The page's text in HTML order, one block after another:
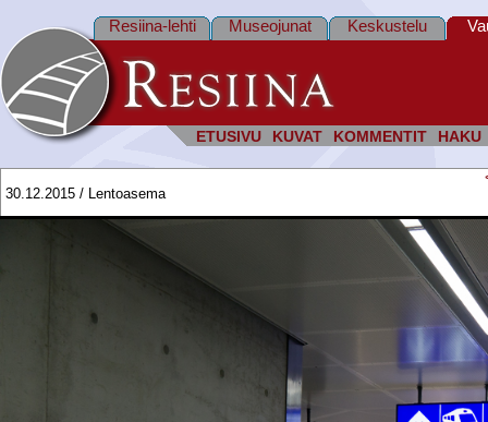
ETUSIVU KUVAT KOMMENTIT HAKU
Resiina-lehti Museojunat Keskustelu
30.12.2015 / Lentoasema